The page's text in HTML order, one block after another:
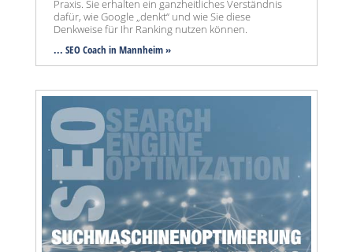
Praxis. Sie erhalten ein ganzheitliches Verständnis
dafür, wie Google „denkt“ und wie Sie diese
Denkweise für Ihr Ranking nutzen können.
... SEO Coach in Mannheim »